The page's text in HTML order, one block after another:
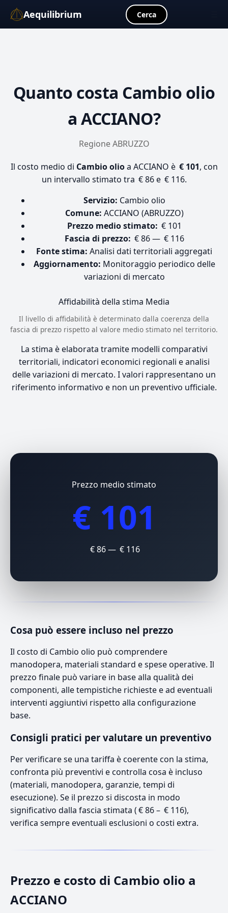
Aequilibrium Cerca
Quanto costa Cambio olio
a ACCIANO?
Regione ABRUZZO
Il costo medio di Cambio olioa ACCIANO è € 101, con
un intervallo stimato tra € 86 e € 116.
Servizio: Cambio olio
Comune: ACCIANO (ABRUZZO)
Prezzo medio stimato: € 101
Fascia di prezzo: € 86 — € 116
Fonte stima: Analisi dati territoriali aggregati
Aggiornamento: Monitoraggio periodico delle
variazioni di mercato
Affidabilità della stima Media
Il livello di affidabilità è determinato dalla coerenza della
fascia di prezzo rispetto al valore medio stimato nel territorio.
La stima è elaborata tramite modelli comparativi
territoriali, indicatori economici regionali e analisi
delle variazioni di mercato. I valori rappresentano un
riferimento informativo e non un preventivo ufficiale.
Prezzo medio stimato
€ 101
€ 86 — € 116
Cosa può essere incluso nel prezzo
Il costo di Cambio olio può comprendere
manodopera, materiali standard e spese operative. Il
prezzo finale può variare in base alla qualità dei
componenti, alle tempistiche richieste e ad eventuali
interventi aggiuntivi rispetto alla configurazione
base.
Consigli pratici per valutare un preventivo
Per verificare se una tariffa è coerente con la stima,
confronta più preventivi e controlla cosa è incluso
(materiali, manodopera, garanzie, tempi di
esecuzione). Se il prezzo si discosta in modo
significativo dalla fascia stimata ( € 86 – € 116),
verifica sempre eventuali esclusioni o costi extra.
Prezzo e costo di Cambio olio a
ACCIANO